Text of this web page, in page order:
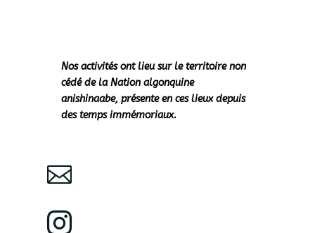
Nos activités ont lieu sur le territoire non
cédé de la Nation algonquine
anishinaabe, présente en ces lieux depuis
des temps immémoriaux.

